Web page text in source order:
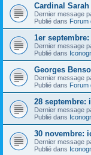
Cardinal
Dernier message
Publié dans Forum
1er
Dernier message
Publié dans
Georges
Dernier message
Publié dans Forum
28 septembre:
Dernier message
Publié dans
30 novembre:
Dernier message
Publié dans